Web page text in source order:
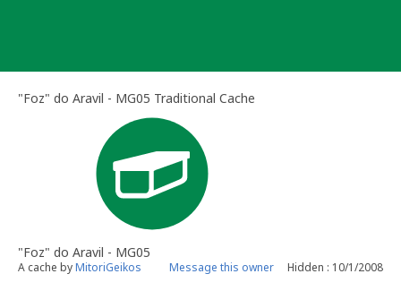
"Foz" do Aravil - MG05 Traditional Cache
"Foz" do Aravil - MG05
A cache byMitoriGeikos Message this owner Hidden : 10/1/2008